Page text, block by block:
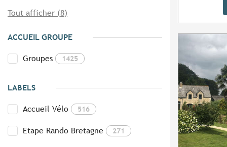
Tout afficher (8)
ACCUEIL GROUPE
Groupes 1425
LABELS
Accueil Vélo 516
Etape Rando Bretagne 271